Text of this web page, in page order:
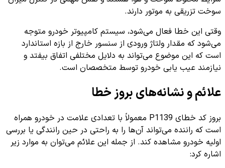
سوخت تزریقی به موتور دارند.
وقتی این خطا فعال می‌شود، سیستم کامپیوتر خودرو متوجه
می‌شود که مقدار ولتاژ ورودی از سنسور خارج از بازه استاندارد
است که این موضوع می‌تواند به دلایل مختلفی اتفاق بیفتد و
نیازمند عیب یابی خودرو توسط متخصصان است.
علائم و نشانه‌های بروز خطا
بروز کد خطای P1139 معمولاً با تعدادی علامت در خودرو همراه
است که راننده می‌تواند آن‌ها را به راحتی در حین رانندگی یا بررسی
اولیه خودرو مشاهده کند. از جمله این علائم می‌توان به موارد زیر
اشاره کرد: